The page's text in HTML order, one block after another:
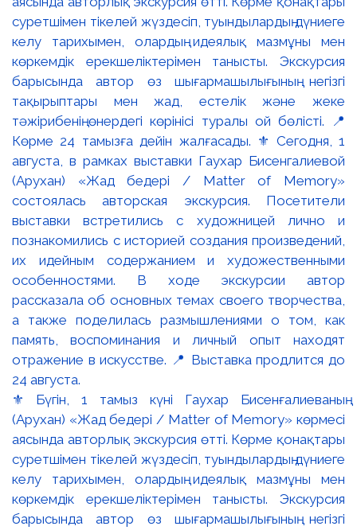
⚜️ Бүгін, 1 тамыз күні Гаухар Бисенғалиеваның
(Арухан) «Жад бедері / Matter of Memory» көрмесі
аясында авторлық экскурсия өтті. Көрме қонақтары
суретшімен тікелей жүздесіп, туындылардың дүниеге
келу тарихымен, олардың идеялық мазмұны мен
көркемдік ерекшеліктерімен танысты. Экскурсия
барысында автор өз шығармашылығының негізгі